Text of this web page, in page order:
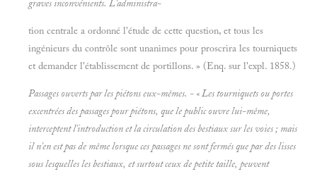
graves inconvénients. L'administra-
tion centrale a ordonné l'étude de cette question, et tous les
ingénieurs du contrôle sont unanimes pour proscrira les tourniquets
et demander l'établissement de portillons. » (Enq. sur l'expl. 1858.)
Passages ouverts parles piétons eux-mêmes. - « Les tourniquets ou portes
excentrées des passages pour piétons, que le public ouvre lui-même,
interceptent l'introduction et la circulation des bestiaux sur les voies ; mais
il n'en est pas de même lorsque ces passages ne sont fermés que par des lisses
sous lesquelles les bestiaux, et surtout ceux de petite taille, peuvent